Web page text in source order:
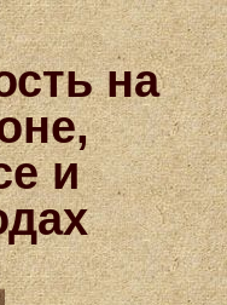
на
и